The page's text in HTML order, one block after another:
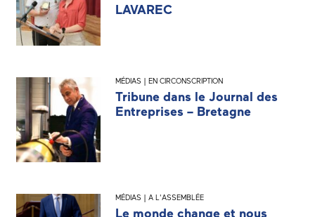
LAVAREC
MÉDIAS | EN CIRCONSCRIPTION
Tribune dans le Journal des
Entreprises – Bretagne
MÉDIAS | A L'ASSEMBLÉE
Le monde change et nous